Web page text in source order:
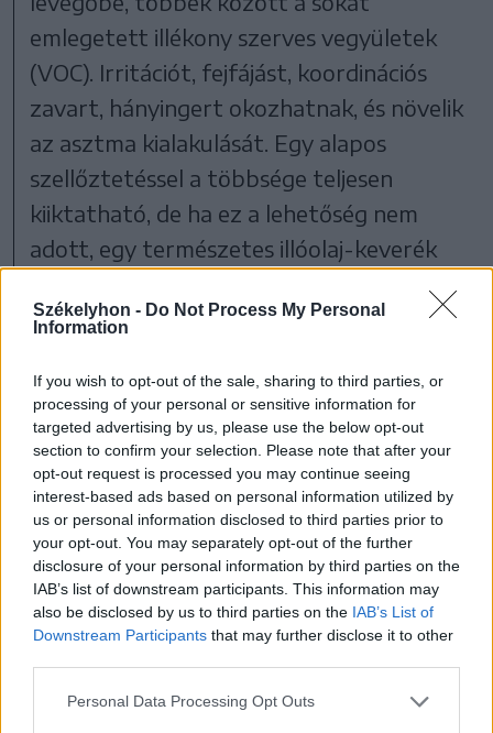
Székelyhon - Do Not Process My Personal
Information
If you wish to opt-out of the sale, sharing to third parties, or
processing of your personal or sensitive information for
targeted advertising by us, please use the below opt-out
section to confirm your selection. Please note that after your
opt-out request is processed you may continue seeing
interest-based ads based on personal information utilized by
us or personal information disclosed to third parties prior to
your opt-out. You may separately opt-out of the further
disclosure of your personal information by third parties on the
IAB’s list of downstream participants. This information may
also be disclosed by us to third parties on the IAB’s List of
Downstream Participants that may further disclose it to other
Personal Data Processing Opt Outs
emlegetett illékony szerves vegyületek
(VOC). Irritációt, fejfájást, koordinációs
zavart, hányingert okozhatnak, és növelik
az asztma kialakulását. Egy alapos
szellőztetéssel a többsége teljesen
kiiktatható, de ha ez a lehetőség nem
adott, egy természetes illóolaj-keverék
hogy súlyos egészségkárosodást okozna.
különböző illatosított termékek is, mint a
mosószerek, öblítők, vécépapír, papír
zsebkendők. Az ezekben a termékekben is
az előbbiekhez hasonló szintetikus
illatanyagok vannak, amelyek nemcsak
légúti problémákat okozhatnak, hanem
fejfájást, idegrendszeri és
emésztőrendszeri problémákat, vagy akár
bőrirritációkat is. Nálam itt jelenik meg az
abszolút abszurditás mértéke, amikor egy